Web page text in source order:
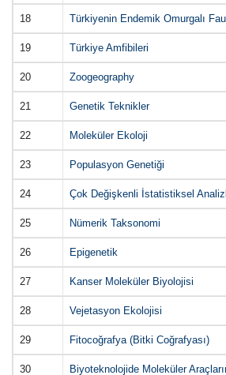
18 Türkiyenin Endemik Omurgalı
19 Türkiye Amfibileri
20 Zoogeography
21 Genetik Teknikler
22 Moleküler Ekoloji
23 Populasyon Genetiği
24 Çok Değişkenli İstatistiksel
25 Nümerik Taksonomi
26 Epigenetik
27 Kanser Moleküler Biyolojisi
28 Vejetasyon Ekolojisi
29 Fitocoğrafya (Bitki Coğrafyası)
30 Biyoteknolojide Moleküler